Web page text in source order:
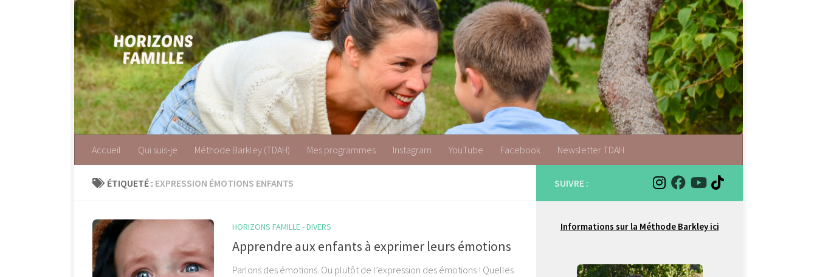
Skip to content
Parentalité & TDAH
Accueil Qui suis-je Méthode Barkley (TDAH) Mes programmes Instagram YouTube Facebook Newsletter TDAH
ÉTIQUETÉ : EXPRESSION ÉMOTIONS ENFANTS
HORIZONS FAMILLE - DIVERS
Apprendre aux enfants à exprimer leurs émotions
Parlons des émotions. Ou plutôt de l’expression des émotions ! Quelles
SUIVRE :
Informations sur la Méthode Barkley ici